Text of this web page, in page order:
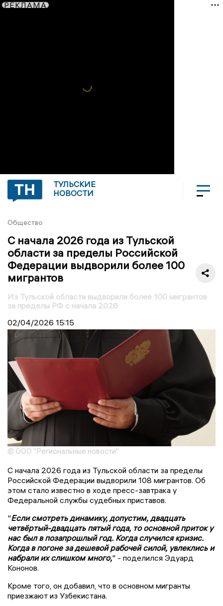
РЕКЛАМА
ТУЛЬСКИЕ
НОВОСТИ
Общество
С начала 2026 года из Тульской
области за пределы Российской
Федерации выдворили более 100
мигрантов
Из Тульской области выдворили более 100 мигрантов
за пределы РФ с начала 2026
02/04/2026 15:15
© ООО "Региональные новости"
С начала 2026 года из Тульской области за пределы
Российской Федерации выдворили 108 мигрантов. Об
этом стало известно в ходе пресс-завтрака у
Федеральной службы судебных приставов.
"Если смотреть динамику, допустим, двадцать
четвёртый-двадцать пятый года, то основной приток у
нас был в позапрошлый год. Когда случился кризис.
Когда в погоне за дешевой рабочей силой, увлеклись и
набрали их слишком много," - поделился Эдуард
Кононов.
Кроме того, он добавил, что в основном мигранты
приезжают из Узбекистана.